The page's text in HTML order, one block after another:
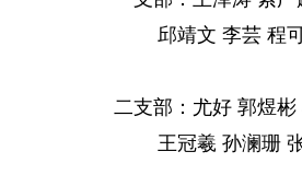
邱靖文 李芸 程可
二支部：尤好 郭煜
王冠羲 孙澜珊 张